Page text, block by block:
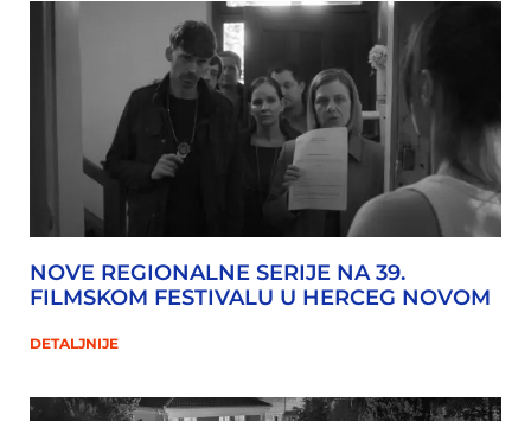
NOVE REGIONALNE SERIJE NA 39.
FILMSKOM FESTIVALU U HERCEG NOVOM
DETALJNIJE